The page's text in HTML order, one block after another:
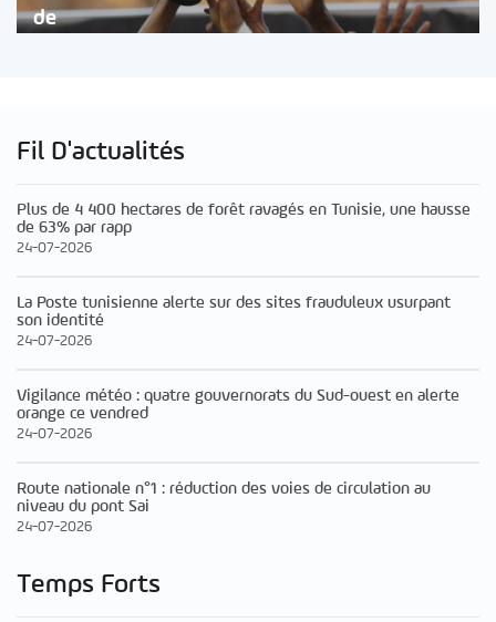
de
Fil D'actualités
Plus de 4 400 hectares de forêt ravagés en Tunisie, une hausse
de 63% par rapp
24-07-2026
La Poste tunisienne alerte sur des sites frauduleux usurpant
son identité
24-07-2026
Vigilance météo : quatre gouvernorats du Sud-ouest en alerte
orange ce vendred
24-07-2026
Route nationale n°1 : réduction des voies de circulation au
niveau du pont Sai
24-07-2026
Temps Forts